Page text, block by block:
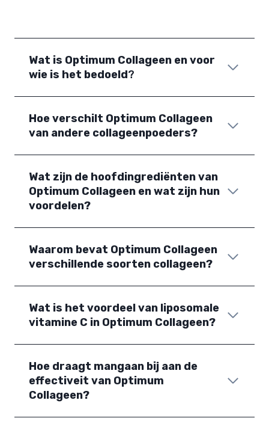
Wat is Optimum Collageen en voor
wie is het bedoeld?
Hoe verschilt Optimum Collageen
van andere collageenpoeders?
Wat zijn de hoofdingrediënten van
Optimum Collageen en wat zijn hun
voordelen?
Waarom bevat Optimum Collageen
verschillende soorten collageen?
Wat is het voordeel van liposomale
vitamine C in Optimum Collageen?
Hoe draagt mangaan bij aan de
effectiveit van Optimum
Collageen?